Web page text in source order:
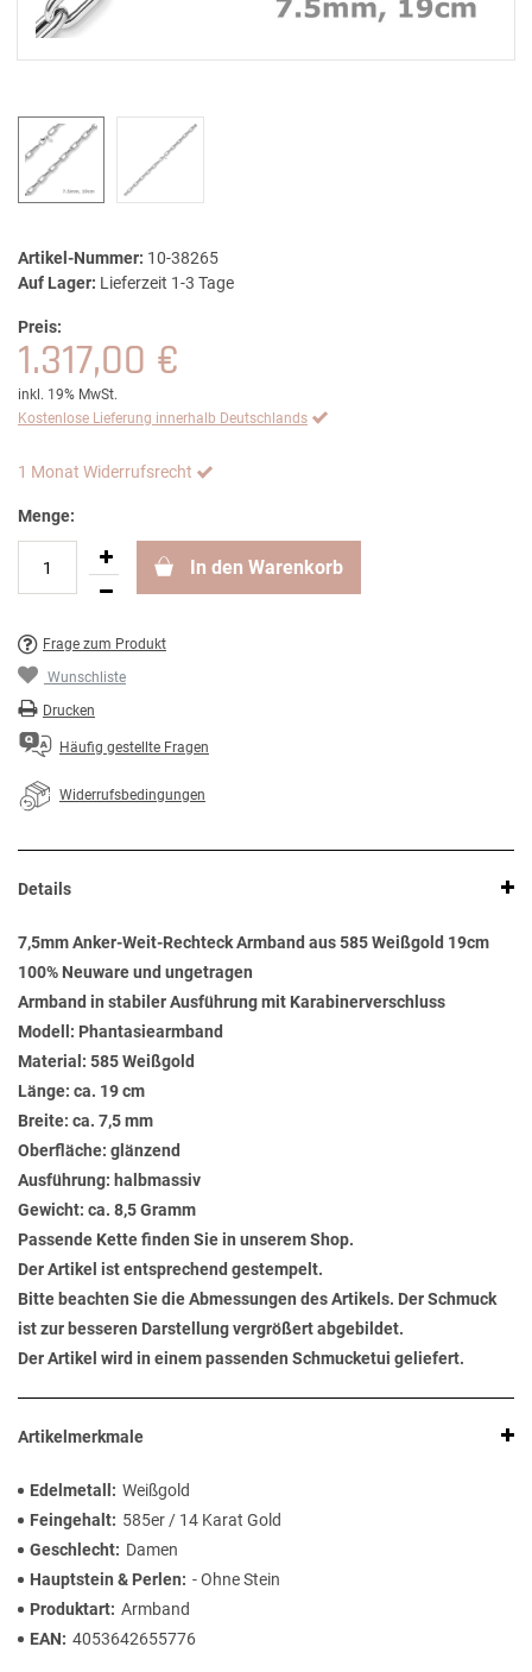
Artikel-Nummer: 10-38265
Auf Lager: Lieferzeit 1-3 Tage
Preis:
1.317,00 €
inkl. 19% MwSt.
Kostenlose Lieferung innerhalb Deutschlands
1 Monat Widerrufsrecht
Menge:
In den Warenkorb
Frage zum Produkt
Wunschliste
Drucken
Häufig gestellte Fragen
Widerrufsbedingungen
Details
7,5mm Anker-Weit-Rechteck Armband aus 585 Weißgold 19cm
100% Neuware und ungetragen
Armband in stabiler Ausführung mit Karabinerverschluss
Modell: Phantasiearmband
Material: 585 Weißgold
Länge: ca. 19 cm
Breite: ca. 7,5 mm
Oberfläche: glänzend
Ausführung: halbmassiv
Gewicht: ca. 8,5 Gramm
Passende Kette finden Sie in unserem Shop.
Der Artikel ist entsprechend gestempelt.
Bitte beachten Sie die Abmessungen des Artikels. Der Schmuck
ist zur besseren Darstellung vergrößert abgebildet.
Der Artikel wird in einem passenden Schmucketui geliefert.
Artikelmerkmale
Edelmetall
Weißgold
Feingehalt
585er / 14 Karat Gold
Geschlecht
Damen
Hauptstein & Perlen
- Ohne Stein
Produktart Armband
EAN
4053642655776